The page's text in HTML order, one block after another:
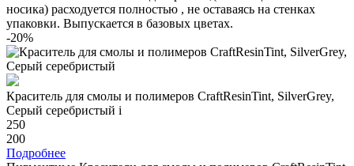
носика) расходуется полностью , не оставаясь на стенках
упаковки. Выпускается в базовых цветах.
-20%
Краситель для смолы и полимеров CraftResinTint, SilverGrey,
Серый серебристый i
250
200
Подробнее